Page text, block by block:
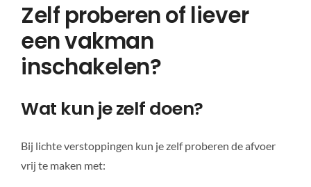
Zelf proberen of liever
een vakman
inschakelen?
Wat kun je zelf doen?
Bij lichte verstoppingen kun je zelf proberen de afvoer
vrij te maken met: